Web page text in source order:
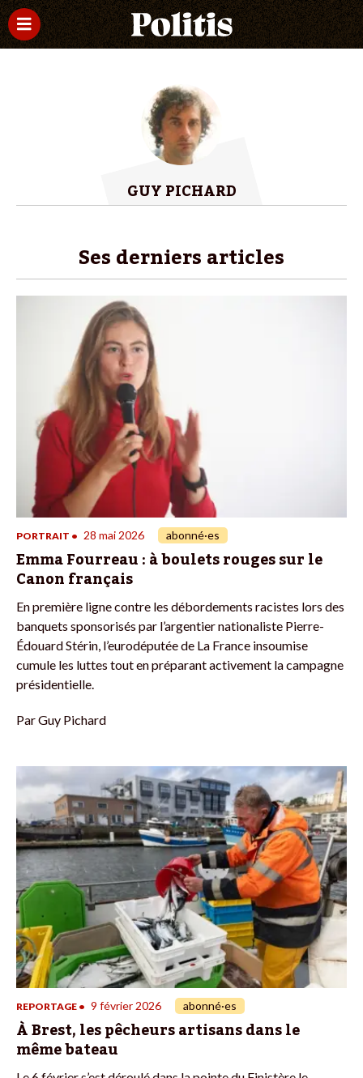
GUY PICHARD
Ses derniers articles
PORTRAIT • 28 mai 2026 abonné·es
Emma Fourreau : à boulets rouges sur le
Canon français
En première ligne contre les débordements racistes lors des
banquets sponsorisés par l’argentier nationaliste Pierre-
Édouard Stérin, l’eurodéputée de La France insoumise
cumule les luttes tout en préparant activement la campagne
présidentielle.
ParGuy Pichard
REPORTAGE • 9 février 2026 abonné·es
À Brest, les pêcheurs artisans dans le
même bateau